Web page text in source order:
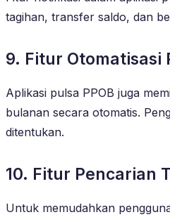
tagihan, transfer saldo, dan
9. Fitur Otomatisasi
Aplikasi pulsa PPOB juga
bulanan secara otomatis.
ditentukan.
10. Fitur Pencarian
Untuk memudahkan